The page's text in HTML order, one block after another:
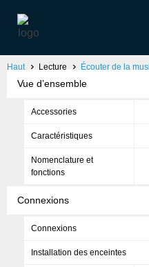
Haut Lecture Écouter de la
Vue d’ensemble
Accessories
Caractéristiques
Nomenclature et
fonctions
Connexions
Connexions
Installation des enceintes